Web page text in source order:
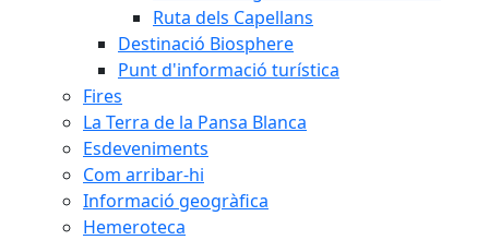
Ruta dels Capellans
Destinació Biosphere
Punt d'informació turística
Fires
La Terra de la Pansa Blanca
Esdeveniments
Com arribar-hi
Informació geogràfica
Hemeroteca